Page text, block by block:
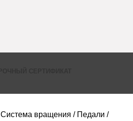
Система вращения
Педали